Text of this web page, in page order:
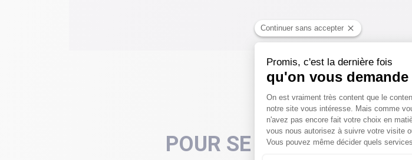
POUR SE PROTÉGER